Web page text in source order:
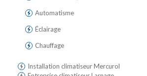
Automatisme
Éclairage
Chauffage
Installation climatiseur Mercurol